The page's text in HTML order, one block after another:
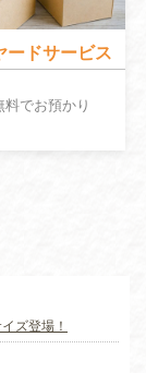
ードサービス
でお預かり